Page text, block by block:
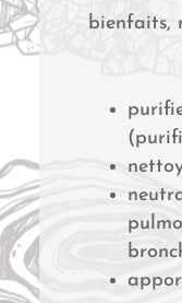
bienfaits,